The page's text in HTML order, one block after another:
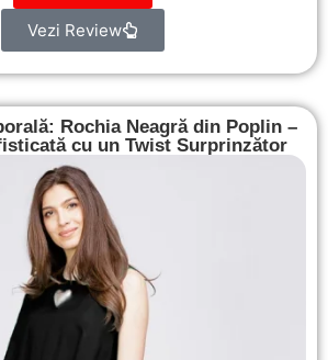
Vezi Review
Rochia Neagră din Poplin –
cu un Twist Surprinzător